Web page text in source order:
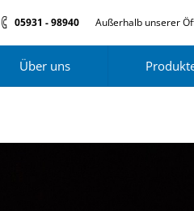
05931 - 98940 Außerhalb unserer
Über uns